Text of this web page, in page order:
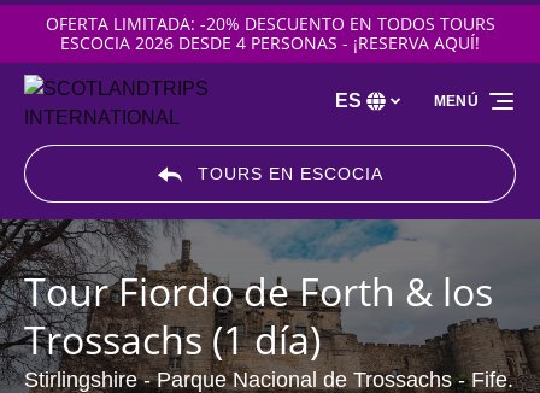
Saltar a la navegación principal
Saltar al contenido
Saltar al pie de página
OFERTA LIMITADA: -20% DESCUENTO EN TODOS TOURS
ESCOCIA 2026 DESDE 4 PERSONAS - ¡RESERVA AQUÍ!
Selecciona
tu
ES
TOURS EN ESCOCIA
MENÚ
Tour Fiordo de Forth & los
Trossachs (1 día)
Stirlingshire - Parque Nacional de Trossachs - Fife.